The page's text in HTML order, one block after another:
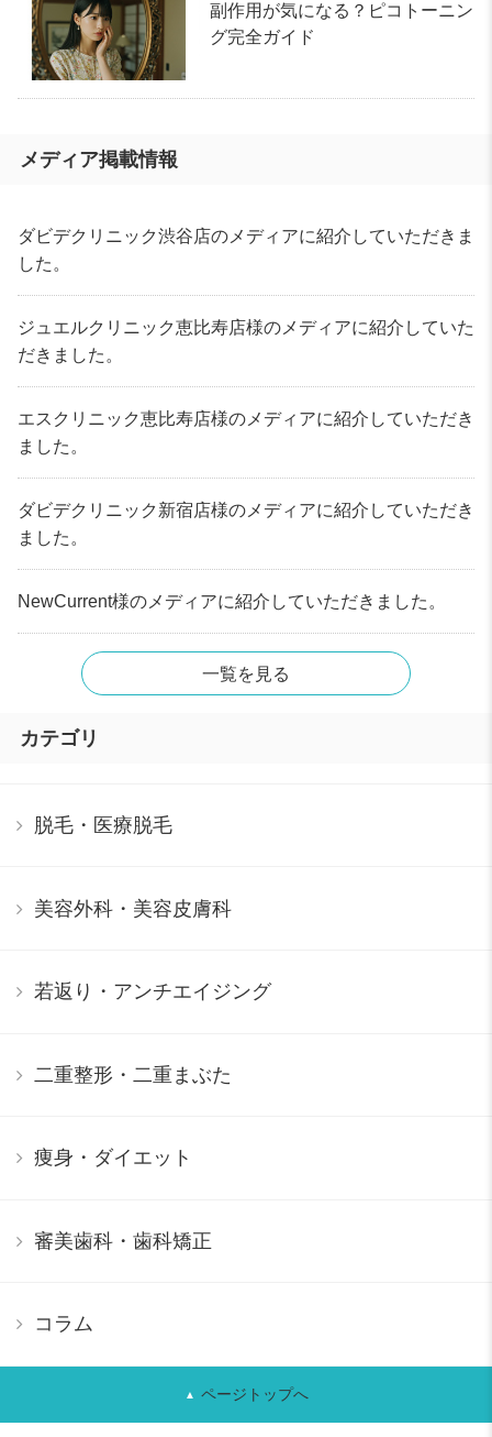
副作用が気になる？ピコトーニン
グ完全ガイド
メディア掲載情報
ダビデクリニック渋谷店のメディアに紹介していただきま
した。
ジュエルクリニック恵比寿店様のメディアに紹介していた
だきました。
エスクリニック恵比寿店様のメディアに紹介していただき
ました。
ダビデクリニック新宿店様のメディアに紹介していただき
ました。
NewCurrent様のメディアに紹介していただきました。
一覧を見る
カテゴリ
脱毛・医療脱毛
美容外科・美容皮膚科
若返り・アンチエイジング
二重整形・二重まぶた
痩身・ダイエット
審美歯科・歯科矯正
コラム
ページトップへ